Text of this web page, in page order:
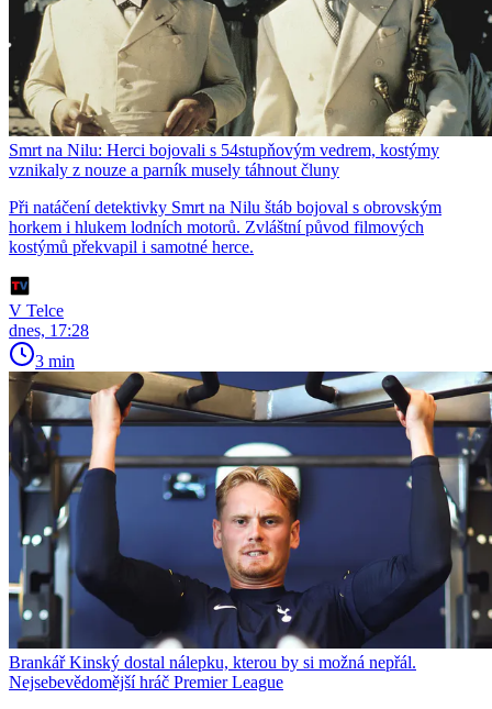
Smrt na Nilu: Herci bojovali s 54stupňovým vedrem, kostýmy
vznikaly z nouze a parník musely táhnout čluny
Při natáčení detektivky Smrt na Nilu štáb bojoval s obrovským
horkem i hlukem lodních motorů. Zvláštní původ filmových
kostýmů překvapil i samotné herce.
V Telce
dnes, 17:28
3 min
Brankář Kinský dostal nálepku, kterou by si možná nepřál.
Nejsebevědomější hráč Premier League